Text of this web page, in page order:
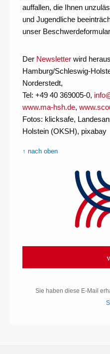
auffallen, die Ihnen
und Jugendliche
unser
Der Newsletter wird
Hamburg/Schleswig-
Norderstedt,
Tel: +49 40 369005-0,
www.ma-hsh.de,
Fotos: klicksafe,
Holstein (OKSH), pixabay
↑ nach oben
Sie haben diese E-Mail